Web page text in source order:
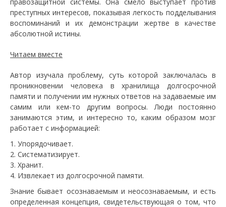
преступных интересов, показывая легкость подделывания
воспоминаний и их демонстрации жертве в качестве
абсолютной истины.
Читаем вместе
Автор изучала проблему, суть которой заключалась в
проникновении человека в хранилища долгосрочной
памяти и получении им нужных ответов на задаваемые им
самим или кем-то другим вопросы. Люди постоянно
занимаются этим, и интересно то, каким образом мозг
работает с информацией:
Упорядочивает.
Систематизирует.
Хранит.
Извлекает из долгосрочной памяти.
Знание бывает осознаваемым и неосознаваемым, и есть
определенная концепция, свидетельствующая о том, что